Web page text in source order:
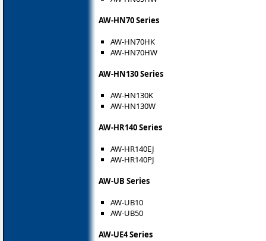
AW-HN70 Series
AW-HN70HK
AW-HN70HW
AW-HN130 Series
AW-HN130K
AW-HN130W
AW-HR140 Series
AW-HR140EJ
AW-HR140PJ
AW-UB Series
AW-UB10
AW-UB50
AW-UE4 Series